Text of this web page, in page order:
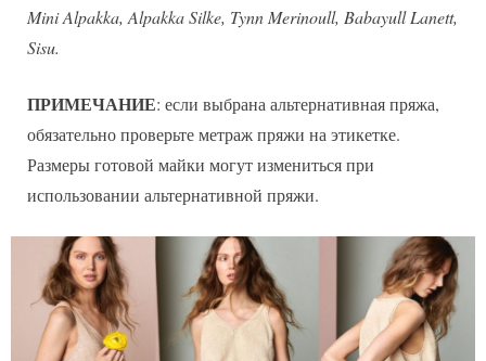
Mini Alpakka, Alpakka Silke, Tynn Merinoull, Babayull Lanett,
Sisu.
ПРИМЕЧАНИЕ: если выбрана альтернативная пряжа,
обязательно проверьте метраж пряжи на этикетке.
Размеры готовой майки могут измениться при
использовании альтернативной пряжи.